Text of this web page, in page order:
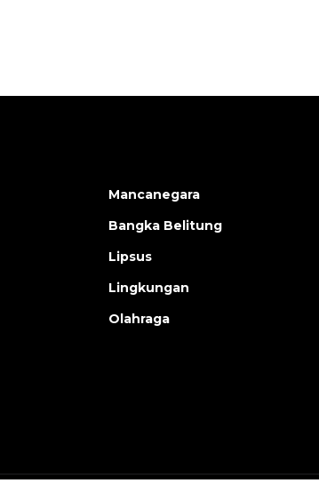
Mancanegara
Bangka Belitung
Lipsus
Lingkungan
Olahraga